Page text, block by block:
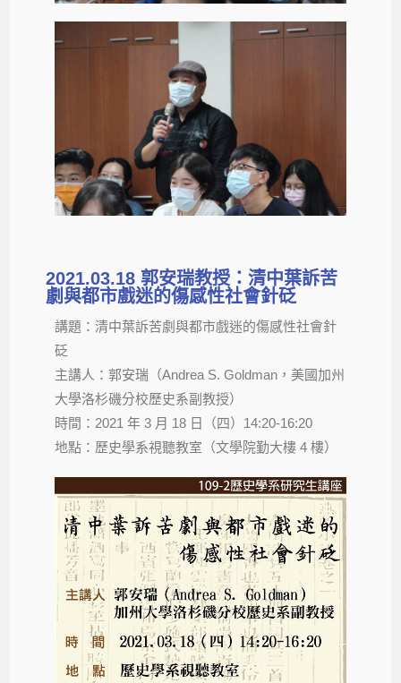
2021.03.18 郭安瑞教授：清中葉訴苦
劇與都市戲迷的傷感性社會針砭
講題：清中葉訴苦劇與都市戲迷的傷感性社會針
砭
主講人：郭安瑞（Andrea S. Goldman，美國加州
大學洛杉磯分校歷史系副教授）
時間：2021 年 3 月 18 日（四）14:20-16:20
地點：歷史學系視聽教室（文學院勤大樓 4 樓）